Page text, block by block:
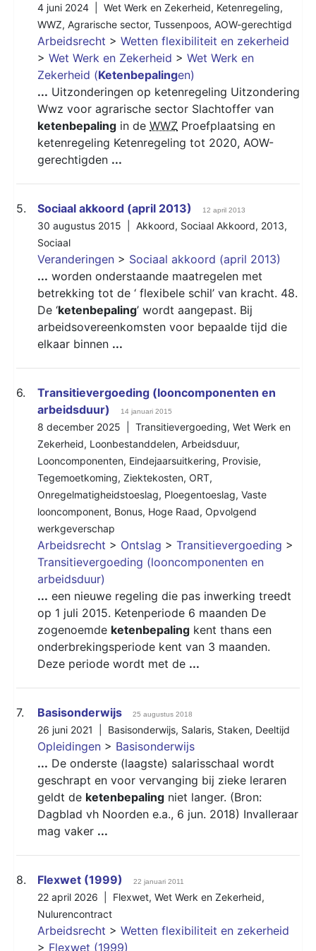
4 juni 2024 | Wet Werk en Zekerheid, Ketenregeling,
WWZ, Agrarische sector, Tussenpoos, AOW-gerechtigd
Arbeidsrecht > Wetten flexibiliteit en zekerheid
> Wet Werk en Zekerheid > Wet Werk en
Zekerheid (Ketenbepalingen)
... Uitzonderingen op ketenregeling Uitzondering
Wwz voor agrarische sector Slachtoffer van
ketenbepaling in de WWZ Proefplaatsing en
ketenregeling Ketenregeling tot 2020, AOW-
gerechtigden ...
5. Sociaal akkoord (april 2013) 12 april 2013
30 augustus 2015 | Akkoord, Sociaal Akkoord, 2013,
Sociaal
Veranderingen > Sociaal akkoord (april 2013)
... worden onderstaande maatregelen met
betrekking tot de ‘ flexibele schil’ van kracht. 48.
De ‘ketenbepaling’ wordt aangepast. Bij
arbeidsovereenkomsten voor bepaalde tijd die
elkaar binnen ...
6.
Transitievergoeding (looncomponenten en
arbeidsduur)
14 januari 2015
8 december 2025 | Transitievergoeding, Wet Werk en
Zekerheid, Loonbestanddelen, Arbeidsduur,
Looncomponenten, Eindejaarsuitkering, Provisie,
Tegemoetkoming, Ziektekosten, ORT,
Onregelmatigheidstoeslag, Ploegentoeslag, Vaste
looncomponent, Bonus, Hoge Raad, Opvolgend
werkgeverschap
Arbeidsrecht > Ontslag > Transitievergoeding >
Transitievergoeding (looncomponenten en
arbeidsduur)
... een nieuwe regeling die pas inwerking treedt
op 1 juli 2015. Ketenperiode 6 maanden De
zogenoemde ketenbepaling kent thans een
onderbrekingsperiode kent van 3 maanden.
Deze periode wordt met de ...
7. Basisonderwijs 25 augustus 2018
26 juni 2021 | Basisonderwijs, Salaris, Staken, Deeltijd
Opleidingen > Basisonderwijs
... De onderste (laagste) salarisschaal wordt
geschrapt en voor vervanging bij zieke leraren
geldt de ketenbepaling niet langer. (Bron:
Dagblad vh Noorden e.a., 6 jun. 2018) Invalleraar
mag vaker ...
8. Flexwet (1999) 22 januari 2011
22 april 2026 | Flexwet, Wet Werk en Zekerheid,
Nulurencontract
Arbeidsrecht > Wetten flexibiliteit en zekerheid
> Flexwet (1999)